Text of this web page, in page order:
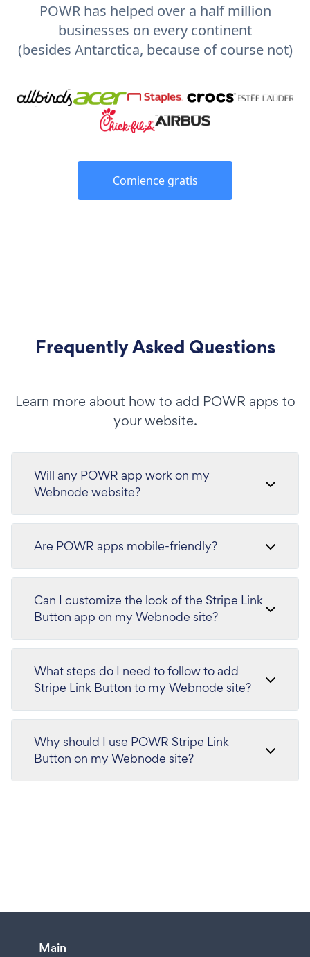
POWR has helped over a half million
businesses on every continent
(besides Antarctica, because of course not)
Comience gratis
Frequently Asked Questions
Learn more about how to add POWR apps to
your website.
Will any POWR app work on my
Webnode website?
Are POWR apps mobile-friendly?
Can I customize the look of the Stripe Link
Button app on my Webnode site?
What steps do I need to follow to add
Stripe Link Button to my Webnode site?
Why should I use POWR Stripe Link
Button on my Webnode site?
Main